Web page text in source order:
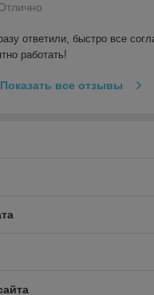
ответили, быстро все
работать!
Показать все отзывы